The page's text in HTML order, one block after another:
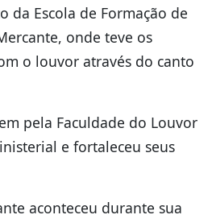
da Escola de Formação de
onde teve os
o louvor através do canto
pela Faculdade do Louvor
e fortaleceu seus
aconteceu durante sua